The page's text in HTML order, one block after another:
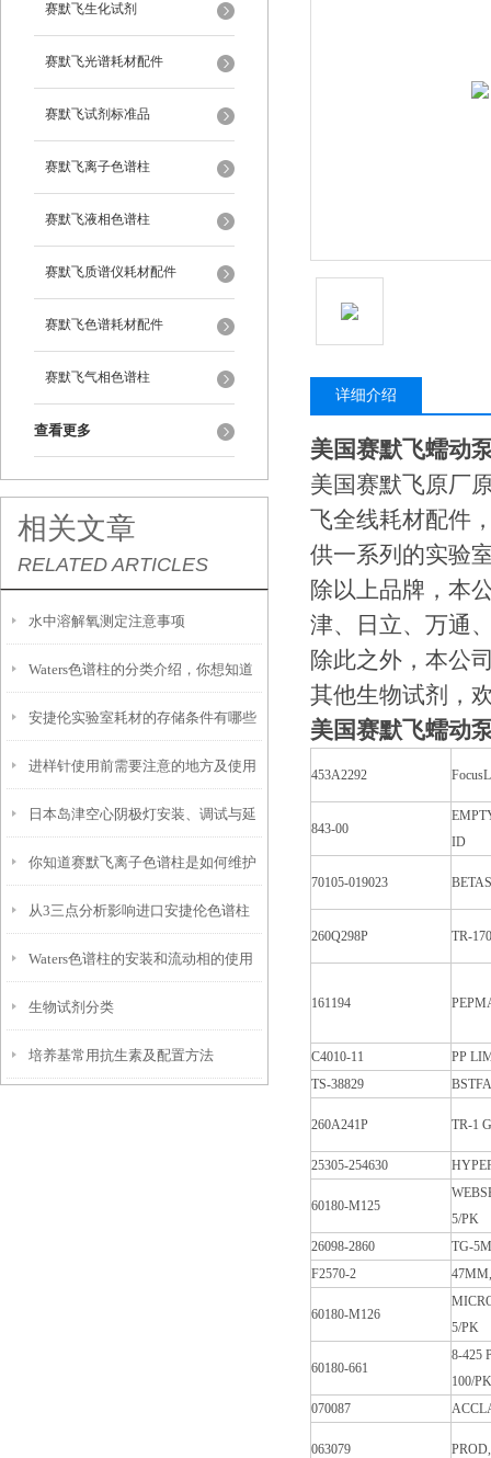
赛默飞生化试剂
赛默飞光谱耗材配件
赛默飞试剂标准品
赛默飞离子色谱柱
赛默飞液相色谱柱
赛默飞质谱仪耗材配件
赛默飞色谱耗材配件
赛默飞气相色谱柱
查看更多
相关文章
RELATED ARTICLES
水中溶解氧测定注意事项
Waters色谱柱的分类介绍，你想知道
的都在这儿了！
安捷伦实验室耗材的存储条件有哪些
要求？
进样针使用前需要注意的地方及使用
后要做好的维护工作
日本岛津空心阴极灯安装、调试与延
长使用寿命的实操技巧
你知道赛默飞离子色谱柱是如何维护
保养的吗？
从3三点分析影响进口安捷伦色谱柱
使用寿命的样品因素
Waters色谱柱的安装和流动相的使用
情况
生物试剂分类
培养基常用抗生素及配置方法
详细介绍
美国赛默飞蠕动
美国赛默飞原厂
飞全线耗材配件
供一系列的实验
除以上品牌，本
津、日立、万通
除此之外，本公
其他生物试剂，
美国赛默飞蠕动
453A2292
843-00
ID
70105-019023
260Q298P TR-
161194
C4010-11
PP
TS-38829
260A241P TR-1
25305-254630
60180-M125
5/PK
26098-2860
TG-
F2570-2
60180-M126
5/PK
60180-661
8-425
100/PK
070087
063079